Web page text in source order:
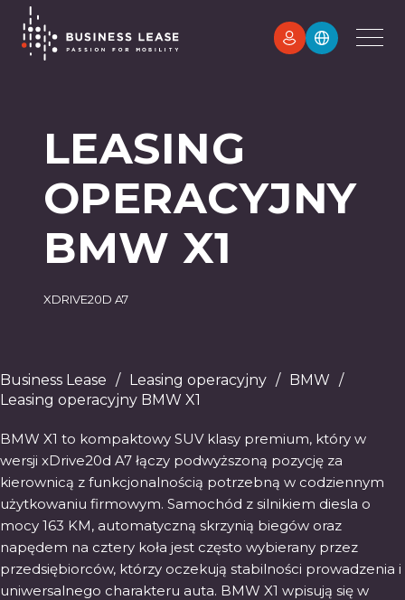
LEASING
OPERACYJNY
BMW X1
XDRIVE20D A7
Business Lease / Leasing operacyjny / BMW /
Leasing operacyjny BMW X1
BMW X1 to kompaktowy SUV klasy premium, który w
wersji xDrive20d A7 łączy podwyższoną pozycję za
kierownicą z funkcjonalnością potrzebną w codziennym
użytkowaniu firmowym. Samochód z silnikiem diesla o
mocy 163 KM, automatyczną skrzynią biegów oraz
napędem na cztery koła jest często wybierany przez
przedsiębiorców, którzy oczekują stabilności prowadzenia i
uniwersalnego charakteru auta. BMW X1 wpisują się w